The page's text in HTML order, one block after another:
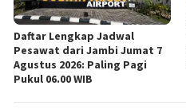
Daftar Lengkap Jadwal
Pesawat dari Jambi Jumat 7
Agustus 2026: Paling Pagi
Pukul 06.00 WIB